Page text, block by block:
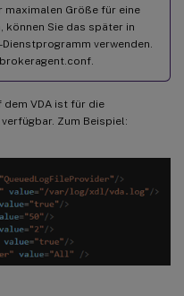
Größe für eine
Sie das später in
verwenden.
VDA ist für die
Zum Beispiel: